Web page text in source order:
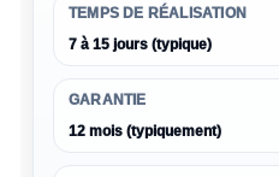
TEMPS DE RÉALISATION
7 à 15 jours (typique)
GARANTIE
12 mois (typiquement)